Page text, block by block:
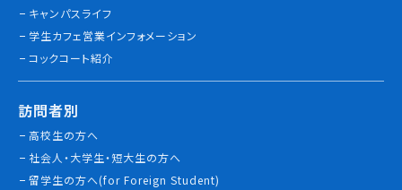
キャンパスライフ
学生カフェ営業インフォメーション
コックコート紹介
訪問者別
高校生の方へ
社会人・大学生・短大生の方へ
留学生の方へ(for Foreign Student)